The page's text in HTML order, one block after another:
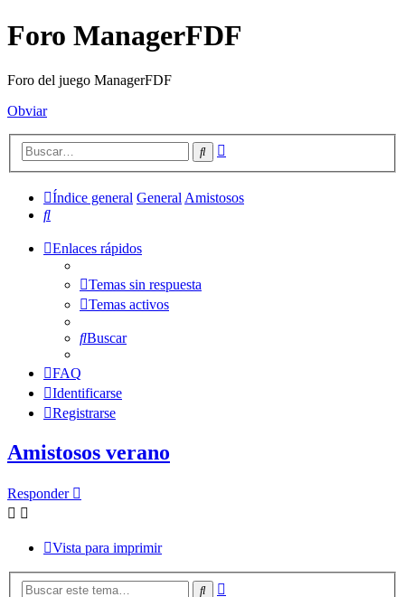
Foro ManagerFDF
Foro del juego ManagerFDF
Obviar
Buscar
Índice general GeneralAmistosos
Buscar
Enlaces rápidos
Temas sin respuesta
Temas activos
Buscar
FAQ
Identificarse
Registrarse
Amistosos verano
Responder
Vista para imprimir
Buscar